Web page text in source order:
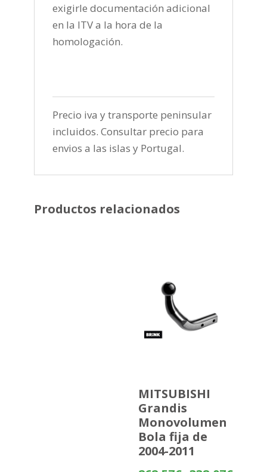
exigirle documentación adicional
en la ITV a la hora de la
homologación.
Precio iva y transporte peninsular
incluidos. Consultar precio para
envios a las islas y Portugal.
Productos relacionados
MITSUBISHI
Grandis
Monovolumen
Bola fija de
2004-2011